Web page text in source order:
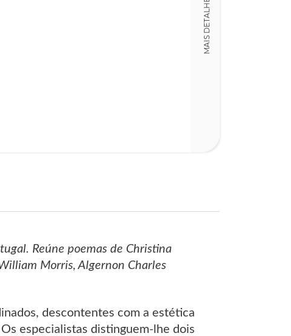
MAIS DETALHES
Reúne poemas de Christina
Morris, Algernon Charles
descontentes com a estética
especialistas distinguem-lhe dois